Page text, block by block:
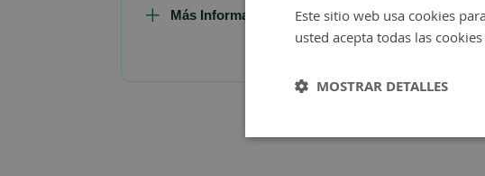
Más Información
Este sitio web usa cookies
usted acepta todas las
MOSTRAR DETALLES